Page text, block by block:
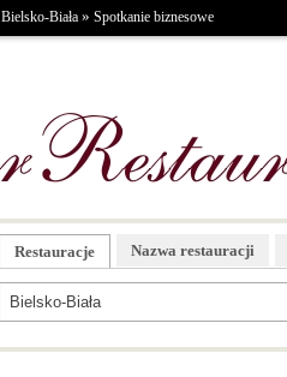
Bielsko-Biała » Spotkanie biznesowe
Restauracje Nazwa restauracji